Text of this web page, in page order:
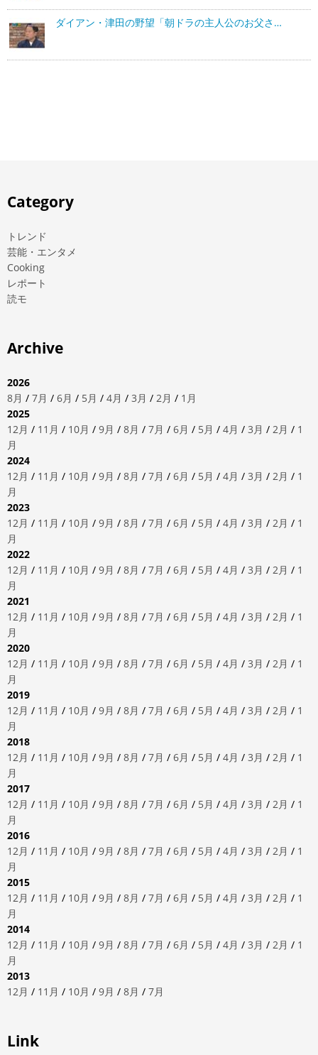
ダイアン・津田の野望「朝ドラの主人公のお父さ…
Category
トレンド
芸能・エンタメ
Cooking
レポート
読モ
Archive
2026
8月 / 7月 / 6月 / 5月 / 4月 / 3月 / 2月 / 1月
2025
12月 / 11月 / 10月 / 9月 / 8月 / 7月 / 6月 / 5月 / 4月 / 3月 / 2月 / 1
月
2024
12月 / 11月 / 10月 / 9月 / 8月 / 7月 / 6月 / 5月 / 4月 / 3月 / 2月 / 1
月
2023
12月 / 11月 / 10月 / 9月 / 8月 / 7月 / 6月 / 5月 / 4月 / 3月 / 2月 / 1
月
2022
12月 / 11月 / 10月 / 9月 / 8月 / 7月 / 6月 / 5月 / 4月 / 3月 / 2月 / 1
月
2021
12月 / 11月 / 10月 / 9月 / 8月 / 7月 / 6月 / 5月 / 4月 / 3月 / 2月 / 1
月
2020
12月 / 11月 / 10月 / 9月 / 8月 / 7月 / 6月 / 5月 / 4月 / 3月 / 2月 / 1
月
2019
12月 / 11月 / 10月 / 9月 / 8月 / 7月 / 6月 / 5月 / 4月 / 3月 / 2月 / 1
月
2018
12月 / 11月 / 10月 / 9月 / 8月 / 7月 / 6月 / 5月 / 4月 / 3月 / 2月 / 1
月
2017
12月 / 11月 / 10月 / 9月 / 8月 / 7月 / 6月 / 5月 / 4月 / 3月 / 2月 / 1
月
2016
12月 / 11月 / 10月 / 9月 / 8月 / 7月 / 6月 / 5月 / 4月 / 3月 / 2月 / 1
月
2015
12月 / 11月 / 10月 / 9月 / 8月 / 7月 / 6月 / 5月 / 4月 / 3月 / 2月 / 1
月
2014
12月 / 11月 / 10月 / 9月 / 8月 / 7月 / 6月 / 5月 / 4月 / 3月 / 2月 / 1
月
2013
12月 / 11月 / 10月 / 9月 / 8月 / 7月
Link